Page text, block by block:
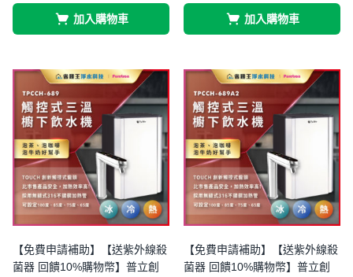
加入購物車 加入購物車
【免費申請補助】【送紫外線殺
菌器 回饋10%購物幣】普立創
【免費申請補助】【送紫外線殺
菌器 回饋10%購物幣】普立創